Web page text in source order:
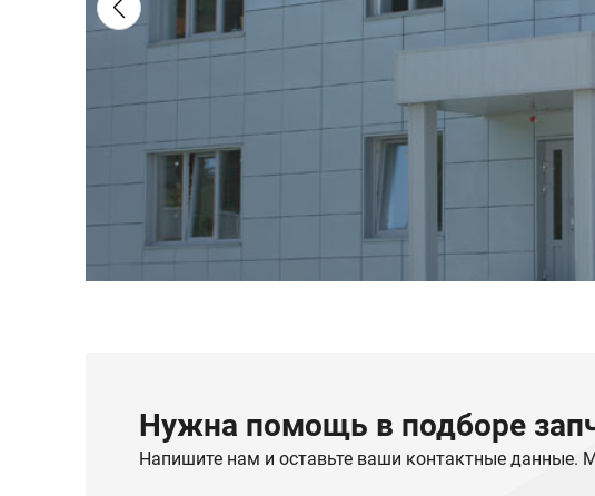
Нужна помощь в подборе
Напишите нам и оставьте ваши контактные данные.